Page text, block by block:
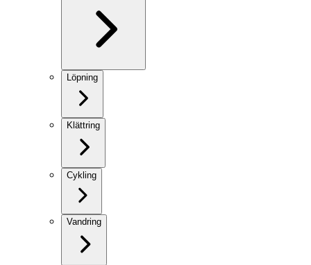
Löpning
Klättring
Cykling
Vandring